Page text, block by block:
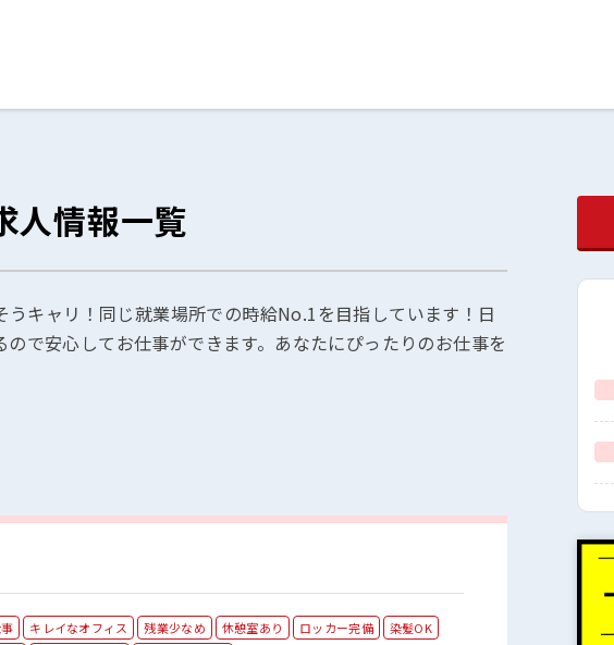
どる
リスト
せ
人情報一覧
キャリ！同じ就業場所での時給No.1を目指しています！日
で安心してお仕事ができます。あなたにぴったりのお仕事を
キレイなオフィス 残業少なめ 休憩室あり ロッカー完備
染髪OK